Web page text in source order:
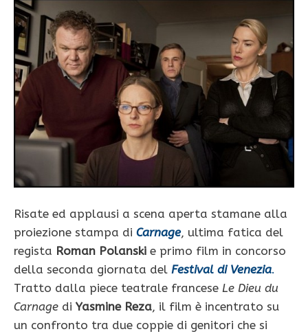
Risate ed applausi a scena aperta stamane alla
proiezione stampa di Carnage, ultima fatica del
regista Roman Polanski e primo film in concorso
della seconda giornata del Festival di Venezia.
Tratto dalla piece teatrale francese Le Dieu du
Carnage di Yasmine Reza, il film è incentrato su
un confronto tra due coppie di genitori che si